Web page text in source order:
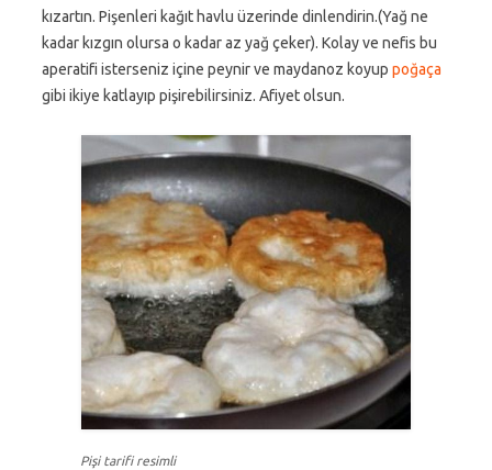
kızartın. Pişenleri kağıt havlu üzerinde dinlendirin.(Yağ ne
kadar kızgın olursa o kadar az yağ çeker). Kolay ve nefis bu
aperatifi isterseniz içine peynir ve maydanoz koyup poğaça
gibi ikiye katlayıp pişirebilirsiniz. Afiyet olsun.
Pişi tarifi resimli